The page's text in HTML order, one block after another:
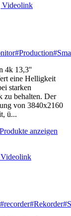
#Production
4k 13,3''
eine Helligkeit
starken
zu behalten. Der
von 3840x2160
ü...
anzeigen
#recorder#Rekorder